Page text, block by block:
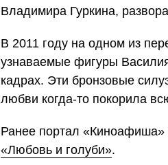
Владимира Гуркина,
В 2011 году на одном из
узнаваемые фигуры
кадрах. Эти бронзовые
любви когда-то покорила
Ранее портал «Киноафиша»
«Любовь и голуби».